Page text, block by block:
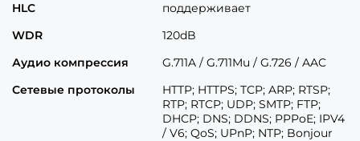
HLC
поддерживает
WDR
120dB
Аудио компрессия
G.711A / G.711Mu / G.726 / AAC
Сетевые протоколы
HTTP; HTTPS; TCP; ARP; RTSP;
RTP; RTCP; UDP; SMTP; FTP;
DHCP; DNS; DDNS; PPPoE; IPV4
/ V6; QoS; UPnP; NTP; Bonjour